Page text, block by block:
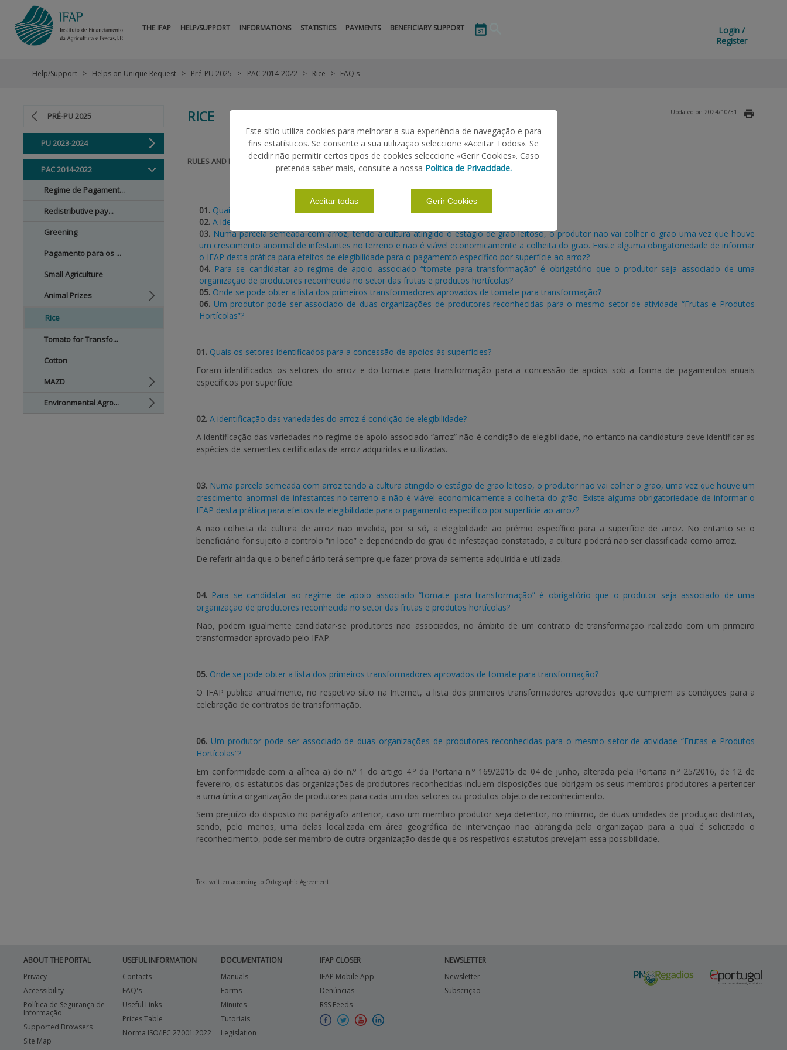
THE IFAP HELP/SUPPORT INFORMATIONS STATISTICS PAYMENTS BENEFICIARY SUPPORT
Login /
Register
PRÉ-PU 2025
PU 2023-2024
PAC 2014-2022
Regime de Pagament...
Redistributive pay...
Greening
Pagamento para os ...
Small Agriculture
Animal Prizes
Rice
Tomato for Transfo...
Cotton
MAZD
Environmental Agro...
Help/Support Helps on Unique Request Pré-PU 2025 PAC 2014-2022 Rice FAQ's
RICE
RULES AND BASIC INFORMATION | CALENDAR | FAQ'S | LEGISLATION |
Updated on 2024/10/31
01. Quais os setores identificados para a concessão de apoios às superfícies?
02. A identificação das variedades do arroz é condição de elegibilidade?
03. Numa parcela semeada com arroz, tendo a cultura atingido o estágio de grão leitoso, o produtor não vai colher o grão uma vez que houve
um crescimento anormal de infestantes no terreno e não é viável economicamente a colheita do grão. Existe alguma obrigatoriedade de informar
o IFAP desta prática para efeitos de elegibilidade para o pagamento específico por superfície ao arroz?
04. Para se candidatar ao regime de apoio associado “tomate para transformação” é obrigatório que o produtor seja associado de uma
organização de produtores reconhecida no setor das frutas e produtos hortícolas?
05. Onde se pode obter a lista dos primeiros transformadores aprovados de tomate para transformação?
06. Um produtor pode ser associado de duas organizações de produtores reconhecidas para o mesmo setor de atividade “Frutas e Produtos
Hortícolas”?
01. Quais os setores identificados para a concessão de apoios às superfícies?
Foram identificados os setores do arroz e do tomate para transformação para a concessão de apoios sob a forma de pagamentos anuais
específicos por superfície.
02. A identificação das variedades do arroz é condição de elegibilidade?
A identificação das variedades no regime de apoio associado “arroz” não é condição de elegibilidade, no entanto na candidatura deve identificar as
espécies de sementes certificadas de arroz adquiridas e utilizadas.
03. Numa parcela semeada com arroz tendo a cultura atingido o estágio de grão leitoso, o produtor não vai colher o grão, uma vez que houve um
crescimento anormal de infestantes no terreno e não é viável economicamente a colheita do grão. Existe alguma obrigatoriedade de informar o
IFAP desta prática para efeitos de elegibilidade para o pagamento específico por superfície ao arroz?
A não colheita da cultura de arroz não invalida, por si só, a elegibilidade ao prémio específico para a superfície de arroz. No entanto se o
beneficiário for sujeito a controlo “in loco” e dependendo do grau de infestação constatado, a cultura poderá não ser classificada como arroz.
De referir ainda que o beneficiário terá sempre que fazer prova da semente adquirida e utilizada.
04. Para se candidatar ao regime de apoio associado “tomate para transformação” é obrigatório que o produtor seja associado de uma
organização de produtores reconhecida no setor das frutas e produtos hortícolas?
Não, podem igualmente candidatar-se produtores não associados, no âmbito de um contrato de transformação realizado com um primeiro
transformador aprovado pelo IFAP.
05. Onde se pode obter a lista dos primeiros transformadores aprovados de tomate para transformação?
O IFAP publica anualmente, no respetivo sítio na Internet, a lista dos primeiros transformadores aprovados que cumprem as condições para a
celebração de contratos de transformação.
06. Um produtor pode ser associado de duas organizações de produtores reconhecidas para o mesmo setor de atividade “Frutas e Produtos
Hortícolas”?
Em conformidade com a alínea a) do n.º 1 do artigo 4.º da Portaria n.º 169/2015 de 04 de junho, alterada pela Portaria n.º 25/2016, de 12 de
fevereiro, os estatutos das organizações de produtores reconhecidas incluem disposições que obrigam os seus membros produtores a pertencer
a uma única organização de produtores para cada um dos setores ou produtos objeto de reconhecimento.
Sem prejuízo do disposto no parágrafo anterior, caso um membro produtor seja detentor, no mínimo, de duas unidades de produção distintas,
sendo, pelo menos, uma delas localizada em área geográfica de intervenção não abrangida pela organização para a qual é solicitado o
reconhecimento, pode ser membro de outra organização desde que os respetivos estatutos prevejam essa possibilidade.
Text written according to Ortographic Agreement.
ABOUT THE PORTAL
Privacy
Accessibility
Política de Segurança de
Informação
Supported Browsers
Site Map
USEFUL INFORMATION
Contacts
FAQ's
Useful Links
Prices Table
Norma ISO/IEC 27001:2022
DOCUMENTATION
Manuals
Forms
Minutes
Tutoriais
Legislation
IFAP CLOSER
IFAP Mobile App
Denúncias
RSS Feeds
NEWSLETTER
Newsletter
Subscrição
Este sítio utiliza cookies para melhorar a sua experiência de navegação e para
fins estatísticos. Se consente a sua utilização seleccione «Aceitar Todos». Se
decidir não permitir certos tipos de cookies seleccione «Gerir Cookies». Caso
pretenda saber mais, consulte a nossa Politica de Privacidade.
Aceitar todas Gerir Cookies